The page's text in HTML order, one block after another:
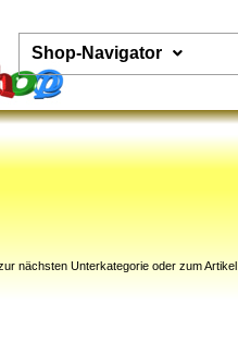
Shop-Navigator
nächsten Unterkategorie oder zum Artikel.